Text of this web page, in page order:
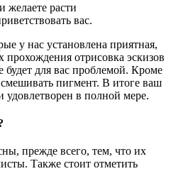
желаете расти
вас.
у нас установлена приятная,
прохождения отрисовка эскизов
для вас проблемой. Кроме
пигмент. В итоге ваш
удовлетворен в полной мере.
прежде всего, тем, что их
Также стоит отметить